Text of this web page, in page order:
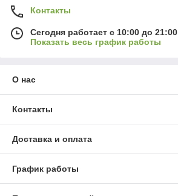
Контакты
Сегодня работает с 10:00 до 21:00
Показать весь график работы
О нас
Контакты
Доставка и оплата
График работы